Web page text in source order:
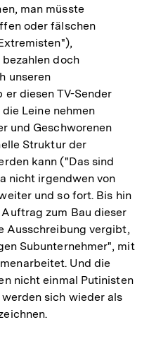
man müsste
oder fälschen
doch
unseren
diesen TV-Sender
Leine nehmen
und Geschworenen
Struktur der
kann ("Das sind
nicht irgendwen von
und so fort. Bis hin
zum Bau dieser
Ausschreibung vergibt,
Subunternehmer", mit
Und die
nicht einmal Putinisten
sich wieder als